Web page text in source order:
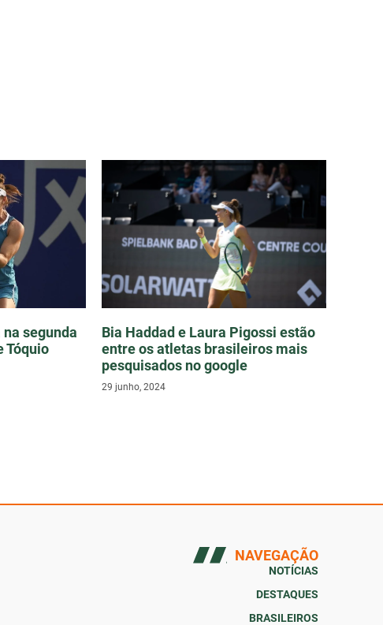
segunda
Tóquio
Bia Haddad e Laura Pigossi estão
entre os atletas brasileiros mais
pesquisados no google
29 junho, 2024
NAVEGAÇÃO
NOTÍCIAS
DESTAQUES
BRASILEIROS